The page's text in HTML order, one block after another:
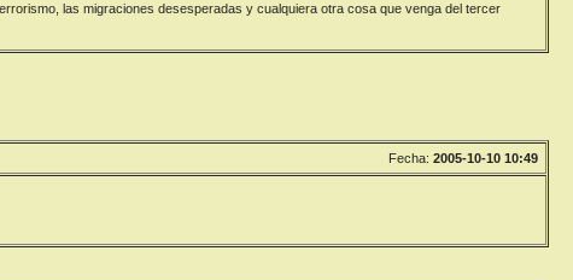
las migraciones desesperadas y cualquiera otra cosa que venga del tercer
Fecha: 2005-10-10 10:49